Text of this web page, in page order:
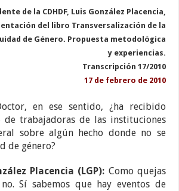
de la CDHDF, Luis González Placencia,
del libro Transversalización de la
de Género. Propuesta metodológica
y experiencias.
Transcripción 17/2010
17 de febrero de 2010
en ese sentido, ¿ha recibido
trabajadoras de las instituciones
sobre algún hecho donde no se
de género?
Placencia (LGP): Como quejas
Sí sabemos que hay eventos de